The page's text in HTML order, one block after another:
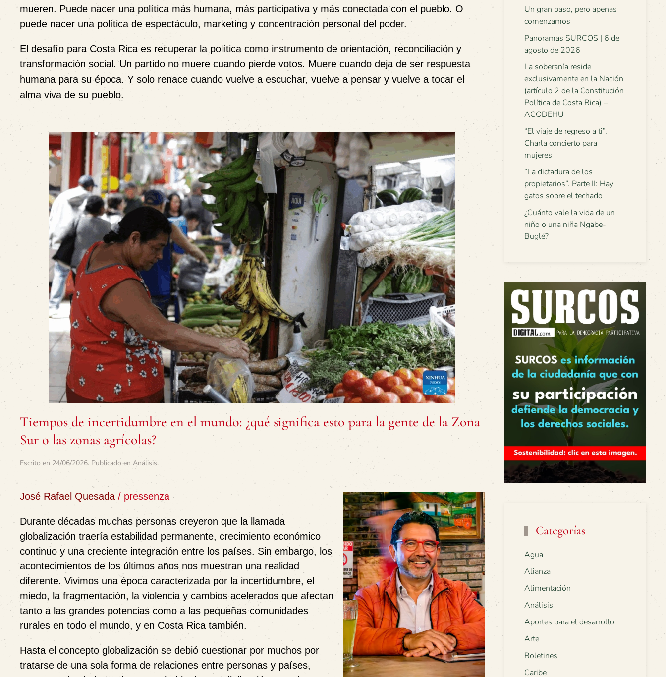
mueren. Puede nacer una política más humana, más participativa y más conectada con el pueblo. O
puede nacer una política de espectáculo, marketing y concentración personal del poder.
El desafío para Costa Rica es recuperar la política como instrumento de orientación, reconciliación y
transformación social. Un partido no muere cuando pierde votos. Muere cuando deja de ser respuesta
humana para su época. Y solo renace cuando vuelve a escuchar, vuelve a pensar y vuelve a tocar el
alma viva de su pueblo.
Tiempos de incertidumbre en el mundo: ¿qué significa esto para la gente de la Zona
Sur o las zonas agrícolas?
Escrito en 24/06/2026. Publicado en Análisis.
José Rafael Quesada / pressenza
Durante décadas muchas personas creyeron que la llamada
globalización traería estabilidad permanente, crecimiento económico
continuo y una creciente integración entre los países. Sin embargo, los
acontecimientos de los últimos años nos muestran una realidad
diferente. Vivimos una época caracterizada por la incertidumbre, el
miedo, la fragmentación, la violencia y cambios acelerados que afectan
tanto a las grandes potencias como a las pequeñas comunidades
rurales en todo el mundo, y en Costa Rica también.
Hasta el concepto globalización se debió cuestionar por muchos por
tratarse de una sola forma de relaciones entre personas y países,
Un gran paso, pero apenas
comenzamos
Panoramas SURCOS | 6 de
agosto de 2026
La soberanía reside
exclusivamente en la Nación
(artículo 2 de la Constitución
Política de Costa Rica) –
ACODEHU
“El viaje de regreso a ti”.
Charla concierto para
mujeres
“La dictadura de los
propietarios”. Parte II: Hay
gatos sobre el techado
¿Cuánto vale la vida de un
niño o una niña Ngäbe-
Buglé?
Categorías
Agua
Alianza
Alimentación
Análisis
Aportes para el desarrollo
Arte
Boletines
Caribe